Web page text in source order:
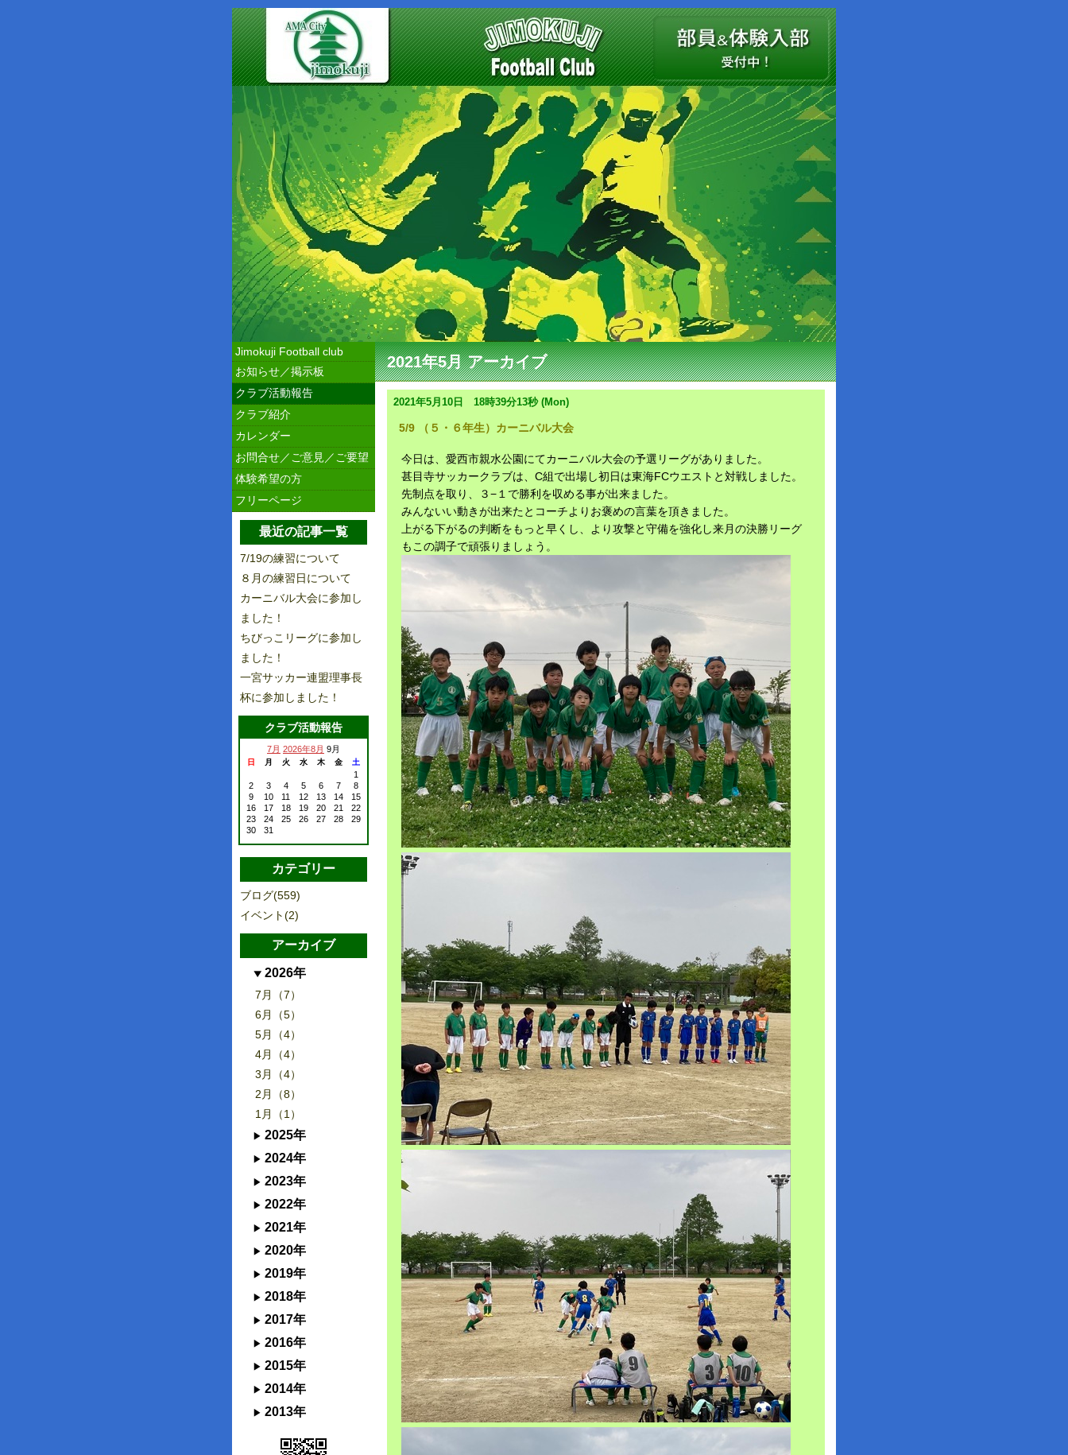
2021年5月 アーカイブ
2021年5月10日 18時39分13秒 (Mon)
5/9 （５・６年生）カーニバル大会
今日は、愛西市親水公園にてカーニバル大会の予選リーグがありました。
甚目寺サッカークラブは、C組で出場し初日は東海FCウエストと対戦しました。
先制点を取り、３−１で勝利を収める事が出来ました。
みんないい動きが出来たとコーチよりお褒めの言葉を頂きました。
上がる下がるの判断をもっと早くし、より攻撃と守備を強化し来月の決勝リーグ
もこの調子で頑張りましょう。
Jimokuji Football club
お知らせ／掲示板
クラブ活動報告
クラブ紹介
カレンダー
お問合せ／ご意見／ご要望
体験希望の方
フリーページ
最近の記事一覧
7/19の練習について
８月の練習日について
カーニバル大会に参加し
ました！
ちびっこリーグに参加し
ました！
一宮サッカー連盟理事長
杯に参加しました！
クラブ活動報告
7月 2026年8月 9月
日 月 火 水 木 金 土
1
2
3 4 5 6 7
8
9
10 11 12 13 14
15
16
17 18 19 20 21
22
23
24 25 26 27 28
29
30
31
カテゴリー
ブログ(559)
イベント(2)
アーカイブ
2026年
7月（7）
6月（5）
5月（4）
4月（4）
3月（4）
2月（8）
1月（1）
2025年
2024年
2023年
2022年
2021年
2020年
2019年
2018年
2017年
2016年
2015年
2014年
2013年